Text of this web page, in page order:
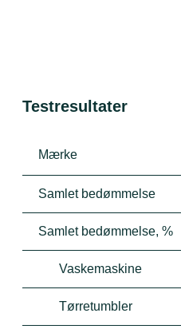
Testresultater
Mærke
Samlet bedømmelse
Samlet bedømmelse, %
Vaskemaskine
Tørretumbler